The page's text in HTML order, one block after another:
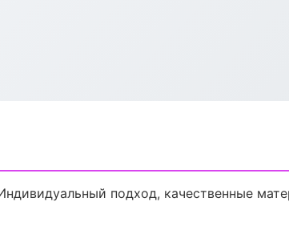
подход, качественные